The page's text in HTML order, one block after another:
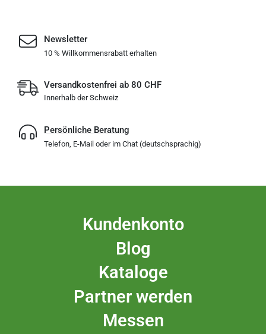
Newsletter
10 % Willkommensrabatt erhalten
Versandkostenfrei ab 80 CHF
Innerhalb der Schweiz
Persönliche Beratung
Telefon, E-Mail oder im Chat (deutschsprachig)
Kundenkonto
Blog
Kataloge
Partner werden
Messen